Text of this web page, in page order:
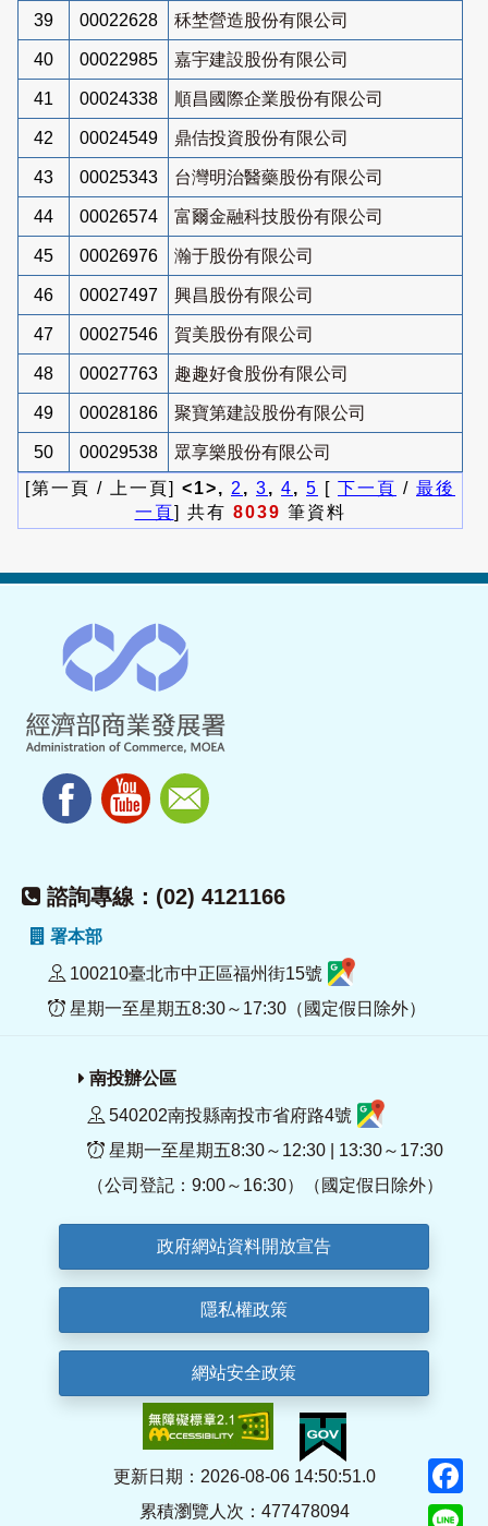
39 00022628 秝埜營造股份有限公司
40 00022985 嘉宇建設股份有限公司
41 00024338 順昌國際企業股份有限公司
42 00024549 鼎佶投資股份有限公司
43 00025343 台灣明治醫藥股份有限公司
44 00026574 富爾金融科技股份有限公司
45 00026976 瀚于股份有限公司
46 00027497 興昌股份有限公司
47 00027546 賀美股份有限公司
48 00027763 趣趣好食股份有限公司
49 00028186 聚寶第建設股份有限公司
50 00029538
眾享樂股份有限公司
[第一頁 / 上一頁] <1>, 2 , 3, 4, 5 [ 下一頁 / 最後
一頁] 共有 8039 筆資料
諮詢專線：(02) 4121166
署本部
100210臺北市中正區福州街15號
星期一至星期五8:30～17:30（國定假日除外）
南投辦公區
540202南投縣南投市省府路4號
星期一至星期五8:30～12:30 | 13:30～17:30
（公司登記：9:00～16:30）（國定假日除外）
政府網站資料開放宣告
隱私權政策
網站安全政策
更新日期：2026-08-06 14:50:51.0
累積瀏覽人次：477478094